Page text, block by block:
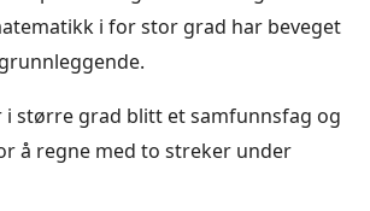
i for stor grad har beveget
i større grad blitt et samfunnsfag og
å regne med to streker under